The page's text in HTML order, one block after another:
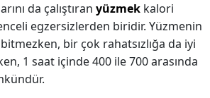
da çalıştıran yüzmek kalori
egzersizlerden biridir. Yüzmenin
bir çok rahatsızlığa da iyi
1 saat içinde 400 ile 700 arasında